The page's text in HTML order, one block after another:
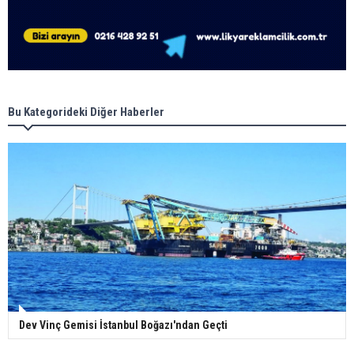
Bu Kategorideki Diğer Haberler
Dev Vinç Gemisi İstanbul Boğazı'ndan Geçti